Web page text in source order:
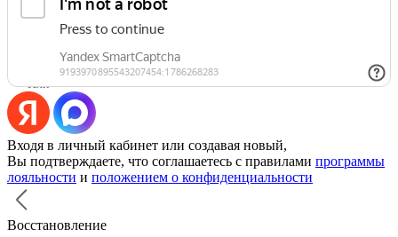
Запросить код
Уже есть аккаунт?Войти
Или
Входя в личный кабинет или создавая новый,
Вы подтверждаете, что соглашаетесь с правилами программы
лояльности и положением о конфиденциальности
Восстановление